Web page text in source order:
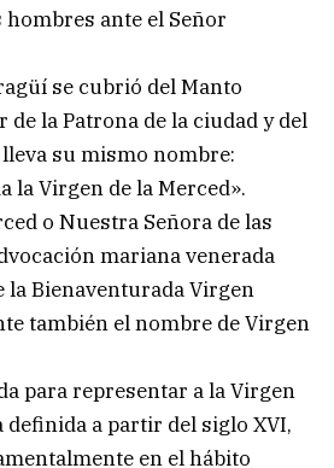
ante el Señor
se cubrió del Manto
la Patrona de la ciudad y del
su mismo nombre:
la Virgen de la Merced».
o Nuestra Señora de las
mariana venerada
la Bienaventurada Virgen
también el nombre de Virgen
para representar a la Virgen
definida a partir del siglo XVI,
en el hábito